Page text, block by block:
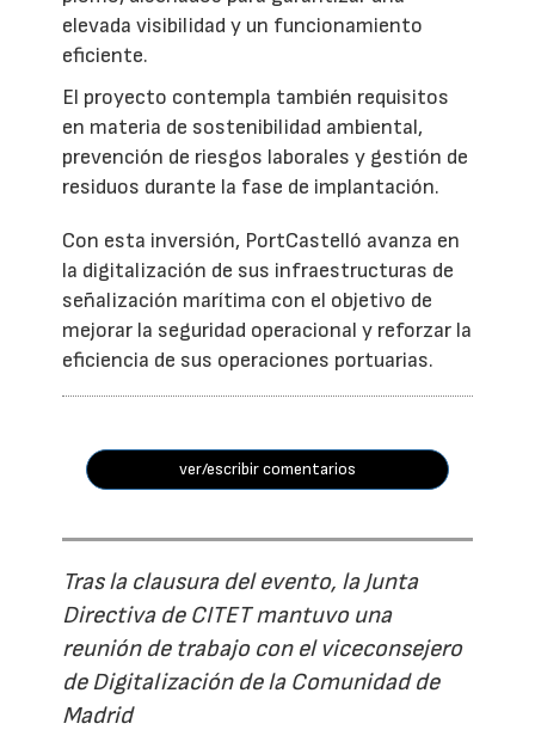
elevada visibilidad y un funcionamiento
eficiente.
El proyecto contempla también requisitos
en materia de sostenibilidad ambiental,
prevención de riesgos laborales y gestión de
residuos durante la fase de implantación.
Con esta inversión, PortCastelló avanza en
la digitalización de sus infraestructuras de
señalización marítima con el objetivo de
mejorar la seguridad operacional y reforzar la
eficiencia de sus operaciones portuarias.
ver/escribir comentarios
Tras la clausura del evento, la Junta
Directiva de CITET mantuvo una
reunión de trabajo con el viceconsejero
de Digitalización de la Comunidad de
Madrid